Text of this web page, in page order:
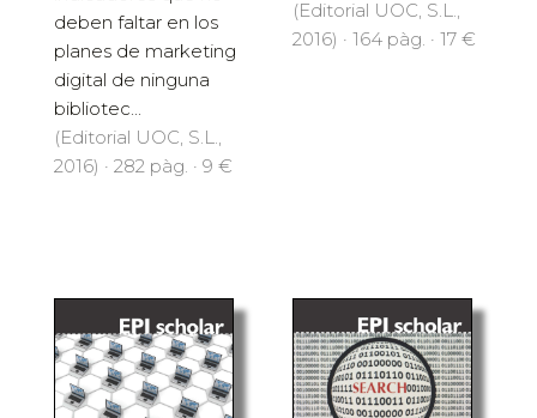
deben faltar en los
planes de marketing
digital de ninguna
bibliotec...
(Editorial UOC, S.L.,
2016) · 282 pàg. · 9 €
(Editorial UOC, S.L.,
2016) · 164 pàg. · 17 €